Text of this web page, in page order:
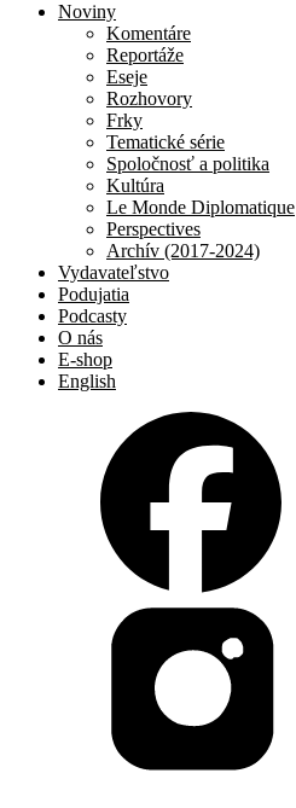
Noviny
Komentáre
Reportáže
Eseje
Rozhovory
Frky
Tematické série
Spoločnosť a politika
Kultúra
Le Monde Diplomatique
Perspectives
Archív (2017-2024)
Vydavateľstvo
Podujatia
Podcasty
O nás
E-shop
English